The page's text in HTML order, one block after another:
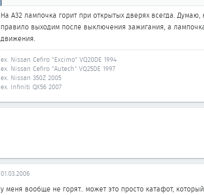
На А32 лампочка горит при открытых дверях всегда.
правило выходим после выключения зажигания, а
движения.
ex. Nissan Cefiro "Excimo" VQ20DE 1994
ex. Nissan Cefiro "Autech" VQ25DE 1997
ex. Nissan 350Z 2005
ex. Infiniti QX56 2007
01.03.2006
у меня вообще не горят.. может это просто катафот,